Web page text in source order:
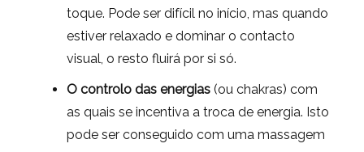
toque. Pode ser difícil no início, mas quando
estiver relaxado e dominar o contacto
visual, o resto fluirá por si só.
O controlo das energias (ou chakras) com
as quais se incentiva a troca de energia. Isto
pode ser conseguido com uma massagem